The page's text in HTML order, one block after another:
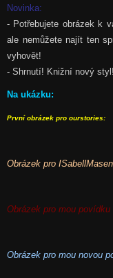
Novinka:
- Potřebujete obrázek k
ale nemůžete najít ten
vyhovět!
- Shrnutí! Knižní nový styl!
Na ukázku:
První obrázek pro ourstories:
Obrázek pro
Obrázek pro mou povídku
Obrázek pro mou novou